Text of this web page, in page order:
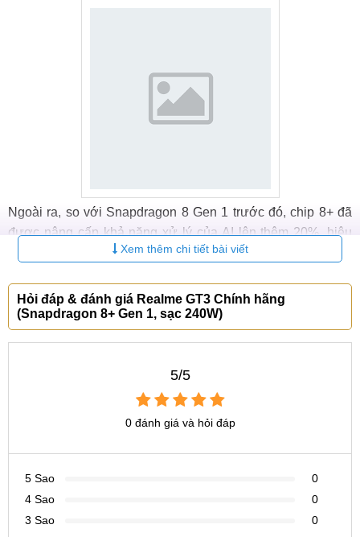
Ngoài ra, so với Snapdragon 8 Gen 1 trước đó, chip 8+ đã
được nâng cấp khả năng xử lý của AI lên thêm 20%, hiệu
suất GPU được cải thiện 10% và tiết kiệm điện năng lên đến
Bảng giáđiện thoại Realmemới nhất 2025:
STT Tên sản phẩm Giá Bảo hành
3.250.000 ₫
3 12 Tháng
4 12 Tháng
Xem thêm chi tiết bài viết
Hỏi đáp & đánh giá Realme GT3 Chính hãng
(Snapdragon 8+ Gen 1, sạc 240W)
5/5
0 đánh giá và hỏi đáp
5 Sao
0
4 Sao
0
3 Sao
0